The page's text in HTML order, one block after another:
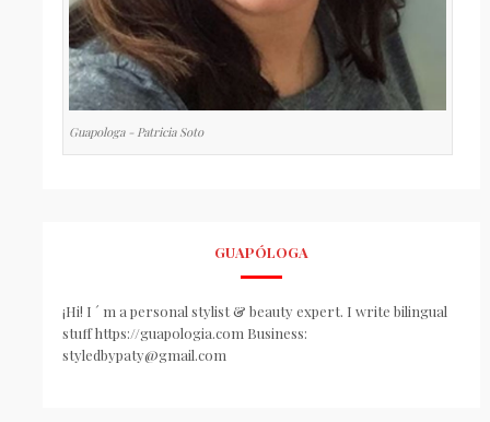
Guapologa - Patricia Soto
GUAPÓLOGA
¡Hi! I ´ m a personal stylist & beauty expert. I write bilingual
stuff https://guapologia.com Business:
styledbypaty@gmail.com